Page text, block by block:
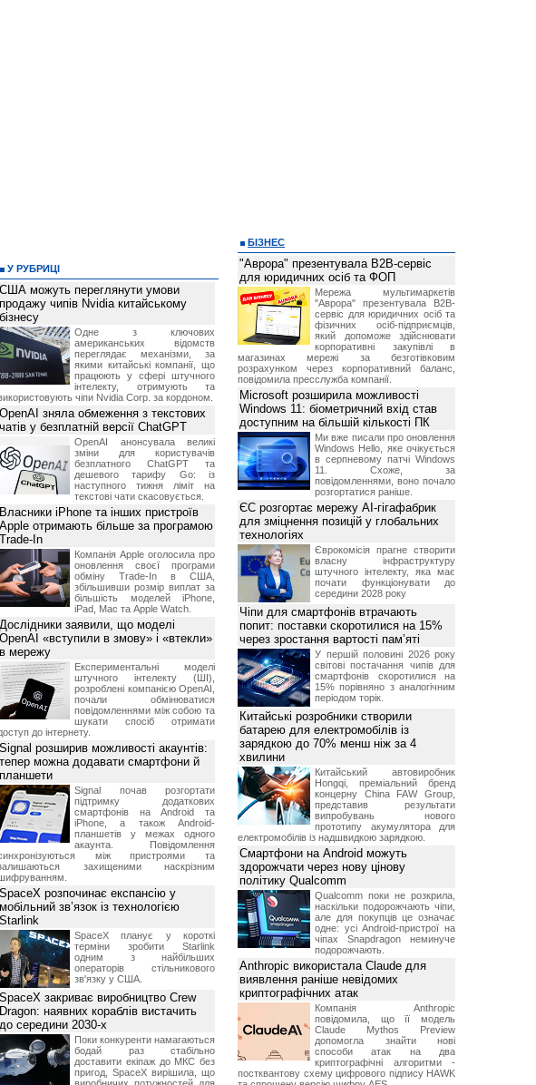
У РУБРИЦІ
США можуть переглянути умови
продажу чипів Nvidia китайському
бізнесу
Одне з ключових
американських відомств
переглядає механізми, за
якими китайські компанії, що
працюють у сфері штучного
інтелекту, отримують та
чіпи Nvidia Corp. за кордоном.
OpenAI зняла обмеження з текстових
чатів у безплатній версії ChatGPT
OpenAI анонсувала великі
зміни для користувачів
безплатного ChatGPT та
дешевого тарифу Go: із
наступного тижня ліміт на
текстові чати скасовується.
Власники iPhone та інших пристроїв
Apple отримають більше за програмою
Trade-In
Компанія Apple оголосила про
оновлення своєї програми
обміну Trade-In в США,
збільшивши розмір виплат за
більшість моделей iPhone,
iPad, Mac та Apple Watch.
Дослідники заявили, що моделі
OpenAI «вступили в змову» і «втекли»
в мережу
Експериментальні моделі
штучного інтелекту (ШІ),
розроблені компанією OpenAI,
почали обмінюватися
повідомленнями між собою та
шукати спосіб отримати
до інтернету.
Signal розширив можливості акаунтів:
тепер можна додавати смартфони й
планшети
Signal почав розгортати
підтримку додаткових
смартфонів на Android та
iPhone, а також Android-
планшетів у межах одного
акаунта. Повідомлення
між пристроями та
захищеними наскрізним
SpaceX розпочинає експансію у
мобільний зв’язок із технологією
Starlink
SpaceX планує у короткі
терміни зробити Starlink
одним з найбільших
операторів стільникового
зв'язку у США.
SpaceX закриває виробництво Crew
Dragon: наявних кораблів вистачить
до середини 2030-х
Поки конкуренти намагаються
бодай раз стабільно
доставити екіпаж до МКС без
пригод, SpaceX вирішила, що
БІЗНЕС
"Аврора" презентувала B2B-сервіс
для юридичних осіб та ФОП
Мережа мультимаркетів
"Аврора" презентувала B2B-
сервіс для юридичних осіб та
фізичних осіб-підприємців,
який допоможе здійснювати
корпоративні закупівлі в
магазинах мережі за безготівковим
розрахунком через корпоративний баланс,
повідомила пресслужба компанії.
Microsoft розширила можливості
Windows 11: біометричний вхід став
доступним на більшій кількості ПК
Ми вже писали про оновлення
Windows Hello, яке очікується
в серпневому патчі Windows
11. Схоже, за
повідомленнями, воно почало
розгортатися раніше.
ЄС розгортає мережу AI-гігафабрик
для зміцнення позицій у глобальних
технологіях
Єврокомісія прагне створити
власну інфраструктуру
штучного інтелекту, яка має
почати функціонувати до
середини 2028 року
Чіпи для смартфонів втрачають
попит: поставки скоротилися на 15%
через зростання вартості пам’яті
У першій половині 2026 року
світові постачання чипів для
смартфонів скоротилися на
15% порівняно з аналогічним
періодом торік.
Китайські розробники створили
батарею для електромобілів із
зарядкою до 70% менш ніж за 4
хвилини
Китайський автовиробник
Hongqi, преміальний бренд
концерну China FAW Group,
представив результати
випробувань нового
прототипу акумулятора для
електромобілів із надшвидкою зарядкою.
Смартфони на Android можуть
здорожчати через нову цінову
політику Qualcomm
Qualcomm поки не розкрила,
наскільки подорожчають чіпи,
але для покупців це означає
одне: усі Android-пристрої на
чіпах Snapdragon неминуче
подорожчають.
Anthropic використала Claude для
виявлення раніше невідомих
криптографічних атак
Компанія Anthropic
повідомила, що її модель
Claude Mythos Preview
допомогла знайти нові
способи атак на два
криптографічні алгоритми -
постквантову схему цифрового підпису HAWK